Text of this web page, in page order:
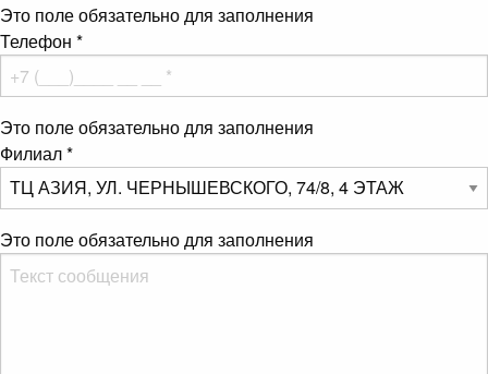
Это поле обязательно для заполнения
Телефон *
Это поле обязательно для заполнения
Филиал*
Это поле обязательно для заполнения